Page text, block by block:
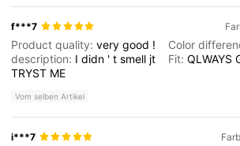
f***7
Product quality:verygood ! Color
description: Ididn 'tsmell jt Fit:QLWAYS
TRYST ME
Vom selben Artikel
i***7